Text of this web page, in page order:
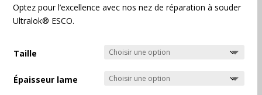
Optez pour l’excellence avec nos nez de réparation à souder
Ultralok® ESCO.
Taille
Épaisseur lame